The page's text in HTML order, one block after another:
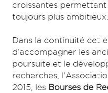
croissantes
toujours plus ambitieux.
Dans la continuité cet
d’accompagner les
poursuite et le
recherches,
2015, les Bourses de